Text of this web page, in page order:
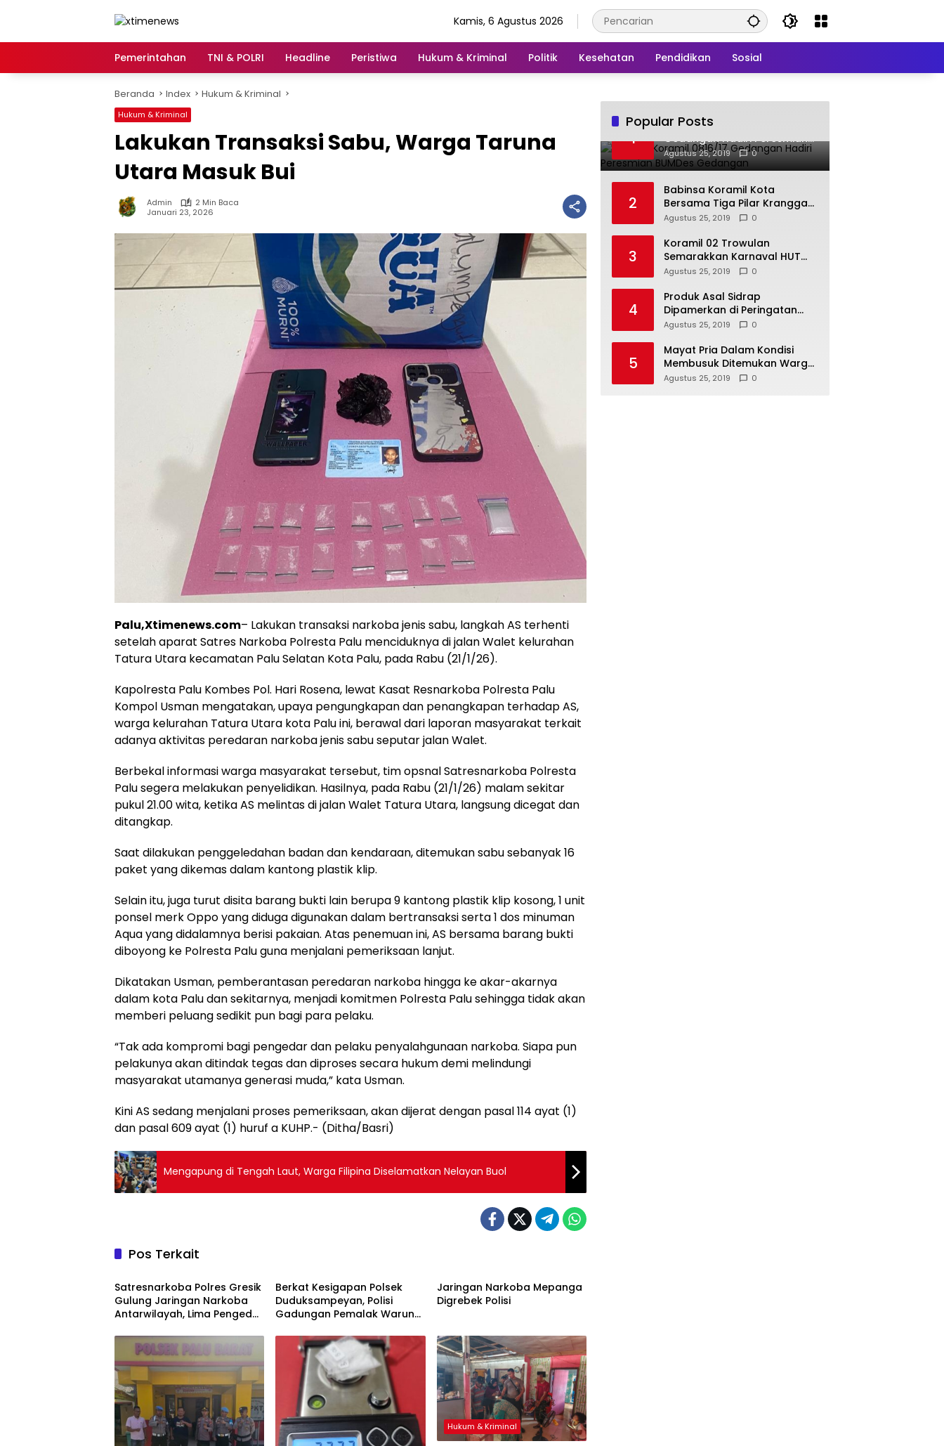
Kamis, 6 Agustus 2026
Pemerintahan TNI & POLRI Headline Peristiwa Hukum & Kriminal Politik Kesehatan Pendidikan Sosial
Beranda Index Hukum & Kriminal
Hukum & Kriminal
Lakukan Transaksi Sabu, Warga Taruna
Utara Masuk Bui
Admin
2 Min Baca
Januari 23, 2026
Palu,Xtimenews.com– Lakukan transaksi narkoba jenis sabu, langkah AS terhenti
setelah aparat Satres Narkoba Polresta Palu menciduknya di jalan Walet kelurahan
Tatura Utara kecamatan Palu Selatan Kota Palu, pada Rabu (21/1/26).
Kapolresta Palu Kombes Pol. Hari Rosena, lewat Kasat Resnarkoba Polresta Palu
Kompol Usman mengatakan, upaya pengungkapan dan penangkapan terhadap AS,
warga kelurahan Tatura Utara kota Palu ini, berawal dari laporan masyarakat terkait
adanya aktivitas peredaran narkoba jenis sabu seputar jalan Walet.
Berbekal informasi warga masyarakat tersebut, tim opsnal Satresnarkoba Polresta
Palu segera melakukan penyelidikan. Hasilnya, pada Rabu (21/1/26) malam sekitar
pukul 21.00 wita, ketika AS melintas di jalan Walet Tatura Utara, langsung dicegat dan
ditangkap.
Saat dilakukan penggeledahan badan dan kendaraan, ditemukan sabu sebanyak 16
paket yang dikemas dalam kantong plastik klip.
Selain itu, juga turut disita barang bukti lain berupa 9 kantong plastik klip kosong, 1 unit
ponsel merk Oppo yang diduga digunakan dalam bertransaksi serta 1 dos minuman
Aqua yang didalamnya berisi pakaian. Atas penemuan ini, AS bersama barang bukti
diboyong ke Polresta Palu guna menjalani pemeriksaan lanjut.
Dikatakan Usman, pemberantasan peredaran narkoba hingga ke akar-akarnya
dalam kota Palu dan sekitarnya, menjadi komitmen Polresta Palu sehingga tidak akan
memberi peluang sedikit pun bagi para pelaku.
“Tak ada kompromi bagi pengedar dan pelaku penyalahgunaan narkoba. Siapa pun
pelakunya akan ditindak tegas dan diproses secara hukum demi melindungi
masyarakat utamanya generasi muda,” kata Usman.
Kini AS sedang menjalani proses pemeriksaan, akan dijerat dengan pasal 114 ayat (1)
dan pasal 609 ayat (1) huruf a KUHP.- (Ditha/Basri)
Mengapung di Tengah Laut, Warga Filipina Diselamatkan Nelayan Buol
Pos Terkait
Hukum & Kriminal
Satresnarkoba Polres Gresik
Gulung Jaringan Narkoba
Antarwilayah, Lima Pengedar
Disikat
Berkat Kesigapan Polsek
Duduksampeyan, Polisi
Gadungan Pemalak Warung
Jaringan Narkoba Mepanga
Digrebek Polisi
Hukum & Kriminal
Popular Posts
1
Babinsa Koramil 0816/17
Gedangan Hadiri Peresmian
BUMDes Gedangan
Agustus 25, 2019 0
2
Babinsa Koramil Kota
Bersama Tiga Pilar Kranggan
Gelar Rakor
Agustus 25, 2019 0
3
Koramil 02 Trowulan
Semarakkan Karnaval HUT
Ke-74 Kemerdekaan RI
Agustus 25, 2019 0
4
Produk Asal Sidrap
Dipamerkan di Peringatan
Hari Koperasi Tingkat Provinsi
Agustus 25, 2019 0
5
Mayat Pria Dalam Kondisi
Membusuk Ditemukan Warga
di Area Persawahan Sidoarjo
Agustus 25, 2019 0